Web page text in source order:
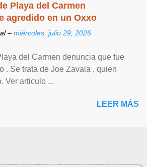
Playa del Carmen
agredido en un Oxxo
– miércoles, julio 29, 2026
del Carmen denuncia que fue
. Se trata de Joe Zavala , quien
Ver articulo ...
LEER MÁS